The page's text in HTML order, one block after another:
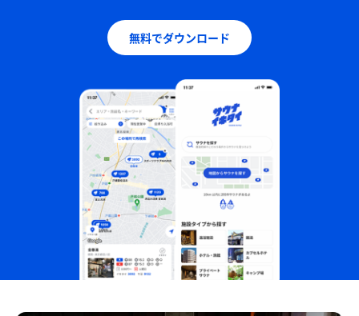
無料でダウンロード